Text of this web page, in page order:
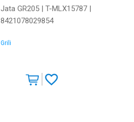
Jata GR205 | T-MLX15787 |
8421078029854
Grili